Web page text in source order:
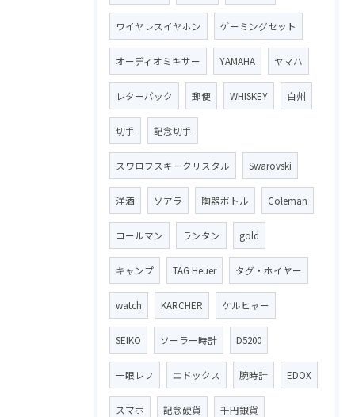
ワイヤレスイヤホン ゲーミングセット
オーディオミキサー YAMAHA ヤマハ
レターパック 郵便 WHISKEY 白州
切手 記念切手
スワロフスキークリスタル Swarovski
洋酒 ソアラ 陶器ボトル Coleman
コールマン ランタン gold
キャンプ TAG Heuer タグ・ホイヤー
watch KARCHER ケルヒャー
SEIKO ソーラー時計 D5200
一眼レフ エドックス 腕時計 EDOX
スマホ 記念硬貨 千円銀貨